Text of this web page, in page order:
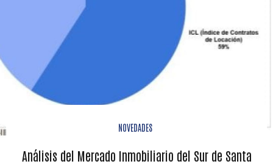
NOVEDADES
Análisis del Mercado Inmobiliario del Sur de Santa